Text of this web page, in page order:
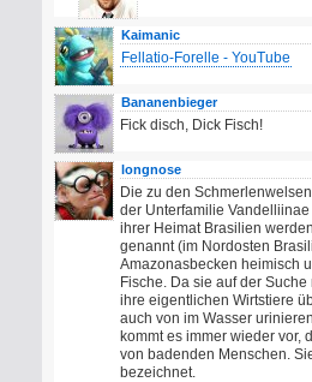
Kaimanic
Fellatio-Forelle - YouTube
Bananenbieger
Fick disch, Dick Fisch!
longnose
Die zu den
der Unterfamilie
ihrer Heimat Brasilien
genannt (im Nordosten
Amazonasbecken heimisch
Fische. Da sie auf der
ihre eigentlichen Wirtstiere
auch von im Wasser
kommt es immer wieder vor,
von badenden Menschen.
bezeichnet.